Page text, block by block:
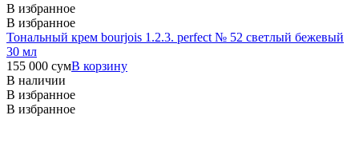
В избранное
В избранное
Тональный крем bourjois 1.2.3. perfect № 52 светлый бежевый
30 мл
155 000 сумВ корзину
В наличии
В избранное
В избранное